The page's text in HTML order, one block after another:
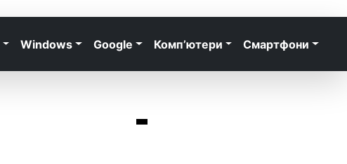
Windows Google Комп’ютери Смартфони